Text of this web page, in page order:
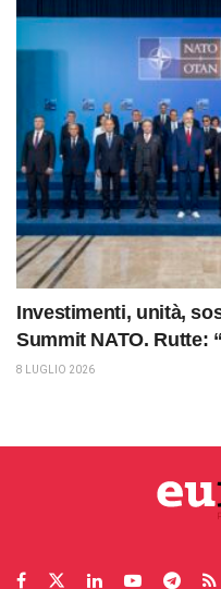
Investimenti, unità,
Summit NATO. Rutte:
8 LUGLIO 2026